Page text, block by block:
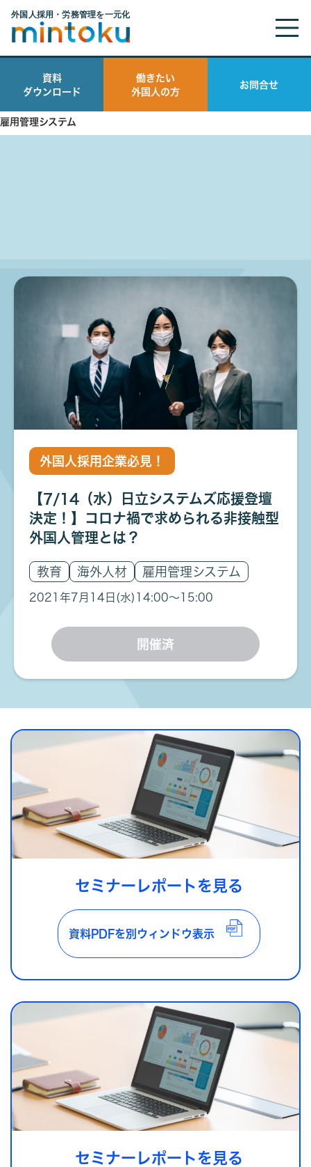
資料
ダウンロード
働きたい
外国人の方
お問合せ
海外人材
雇用管理システム
外国人採用企業必見！
【7/14（水）日立システムズ応援登壇
決定！】コロナ禍で求められる非接触型
外国人管理とは？
教育 海外人材 雇用管理システム
2021年7月14日(水) 14:00〜15:00
開催済
セミナーレポートを見る
資料PDFを別ウィンドウ表示
セミナーレポートを見る